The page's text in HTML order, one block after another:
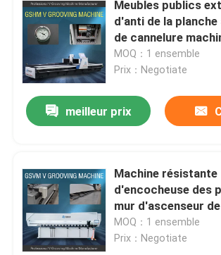
Meubles publics
d'anti de la
de cannelure
coupeur cannelant
MOQ：1 ensemble
Prix：Negotiate
meilleur prix
Machine résistante
d'encocheuse des
mur d'ascenseur
coupeur de
MOQ：1 ensemble
Prix：Negotiate